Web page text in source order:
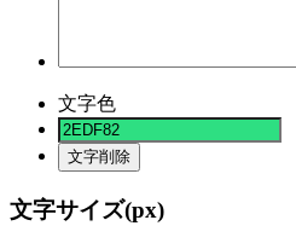
文字色
文字削除
文字サイズ(px)